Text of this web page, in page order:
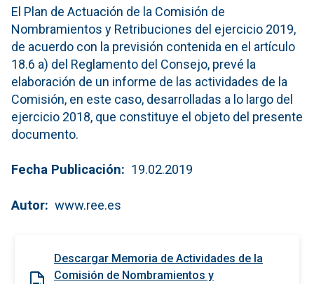
El Plan de Actuación de la Comisión de
Nombramientos y Retribuciones del ejercicio 2019,
de acuerdo con la previsión contenida en el artículo
18.6 a) del Reglamento del Consejo, prevé la
elaboración de un informe de las actividades de la
Comisión, en este caso, desarrolladas a lo largo del
ejercicio 2018, que constituye el objeto del presente
documento.
Fecha Publicación 19.02.2019
Autor www.ree.es
Descargar Memoria de Actividades de la
Comisión de Nombramientos y